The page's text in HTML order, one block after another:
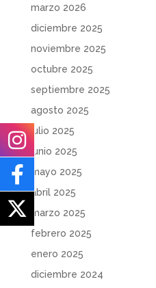
marzo 2026
diciembre 2025
noviembre 2025
octubre 2025
septiembre 2025
agosto 2025
julio 2025
junio 2025
mayo 2025
abril 2025
marzo 2025
febrero 2025
enero 2025
diciembre 2024